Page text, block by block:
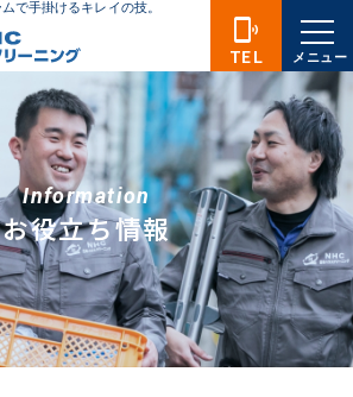
Information
お役立ち情報
phonelink_ring
TEL メニュー